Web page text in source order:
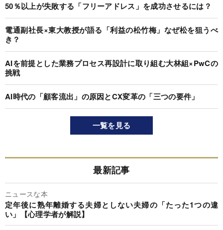
50％以上が失敗する「フリーアドレス」を成功させるには？
電通副社長×東大教授が語る「利益の松竹梅」なぜ松を狙うべ
き？
AIを前提とした業務プロセス再設計に取り組む大林組×PwCの
挑戦
AI時代の「顧客流出」の原因とCX変革の「三つの要件」
一覧を見る
最新記事
ニュースな本
定年後に熟年離婚する夫婦としない夫婦の「たった1つの違
い」【心理学者が解説】